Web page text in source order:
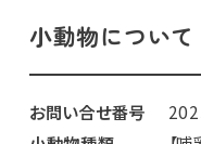
小動物について
お問い合せ番号